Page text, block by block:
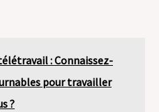
: Connaissez-
pour travailler
?